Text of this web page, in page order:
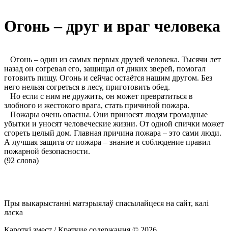
Огонь – друг и враг человека
Огонь – один из самых первых друзей человека. Тысячи лет
назад он согревал его, защищал от диких зверей, помогал
готовить пищу. Огонь и сейчас остаётся нашим другом. Без
него нельзя согреться в лесу, приготовить обед.
Но если с ним не дружить, он может превратиться в
злобного и жестокого врага, стать причиной пожара.
Пожары очень опасны. Они приносят людям громадные
убытки и уносят человеческие жизни. От одной спички может
сгореть целый дом. Главная причина пожара – это сами люди.
А лучшая защита от пожара – знание и соблюдение правил
пожарной безопасности.
(92 слова)
Пры выкарыстанні матэрыялаў спасылайцеся на сайт, калі
ласка